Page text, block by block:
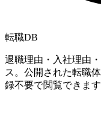
転職DB
退職理由・入社理由
ス。公開された転職
録不要で閲覧できます